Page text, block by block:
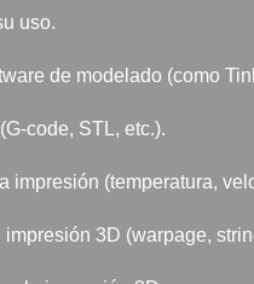
uso.
de modelado (como
code, STL, etc.).
impresión (temperatura,
3D (warpage,